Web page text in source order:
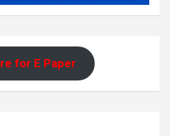
for E Paper